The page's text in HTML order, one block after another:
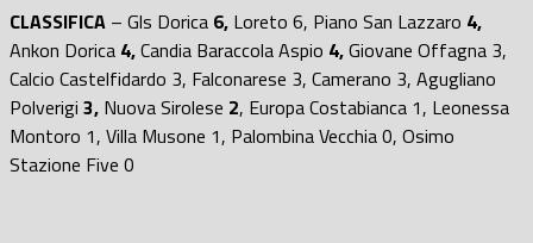
CLASSIFICA – Gls Dorica 6, Loreto 6, Piano San Lazzaro 4,
Ankon Dorica 4,Candia Baraccola Aspio 4,Giovane Offagna 3,
Calcio Castelfidardo 3, Falconarese 3, Camerano 3, Agugliano
Polverigi 3, Nuova Sirolese 2, Europa Costabianca 1, Leonessa
Montoro 1, Villa Musone 1, Palombina Vecchia0, Osimo
Stazione Five 0